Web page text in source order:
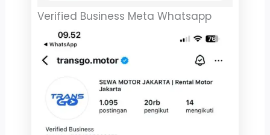
Verified Business Meta Whatsapp